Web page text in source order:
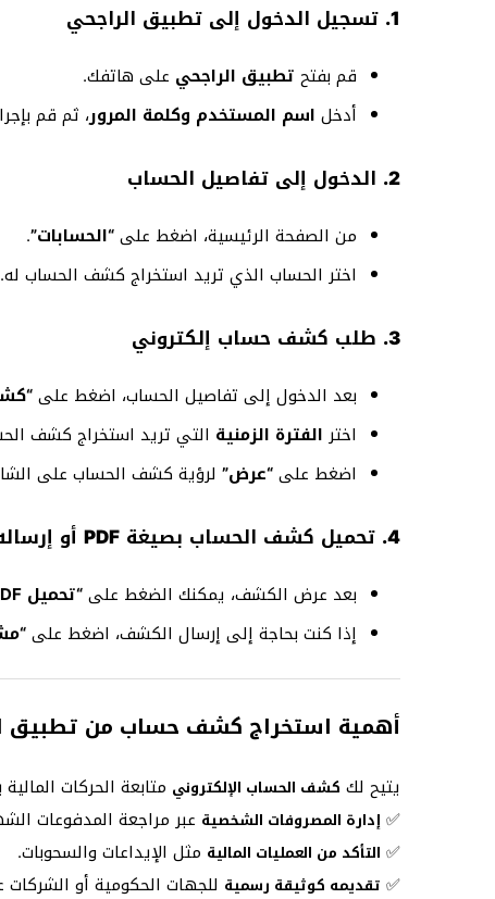
1. تسجيل الدخول إلى تطبيق الراجحي
قم بفتح تطبيق الراجحي على هاتفك.
أدخل اسم المستخدم وكلمة المرور، ثم قم
2. الدخول إلى تفاصيل الحساب
من الصفحة الرئيسية، اضغط على“الحسابات”.
اختر الحساب الذي تريد استخراج كشف الحساب له.
3. طلب كشف حساب إلكتروني
بعد الدخول إلى تفاصيل الحساب، اضغط على
اختر الفترة الزمنية التي تريد استخراج كشف الحساب لها
اضغط على“عرض” لرؤية كشف الحساب على
4. تحميل كشف الحساب بصيغة PDF أو إرساله بالبريد الإلكتروني
بعد عرض الكشف، يمكنك الضغط على“تحميل PDF”
إذا كنت بحاجة إلى إرسال الكشف، اضغط على
أهمية استخراج كشف حساب من تطبيق
يتيح لك كشف الحساب الإلكتروني متابعة الحركات
✅ إدارة المصروفات الشخصية عبر مراجعة المدفوعات
✅ التأكد من العمليات المالية مثل الإيداعات والسحوبات.
✅ تقديمه كوثيقة رسمية للجهات الحكومية أو الشركات